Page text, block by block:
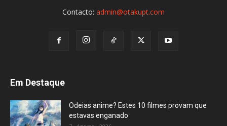
Contacto: admin@otakupt.com
Em Destaque
Odeias anime? Estes 10 filmes provam que
estavas enganado